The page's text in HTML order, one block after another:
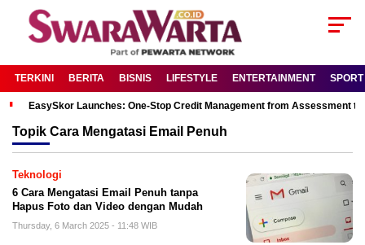
TERKINI BERITA BISNIS LIFESTYLE ENTERTAINMENT SPORT
EasySkor Launches: One-Stop Credit Management from Assessment
Topik Cara Mengatasi Email Penuh
Teknologi
6 Cara Mengatasi Email Penuh tanpa
Hapus Foto dan Video dengan Mudah
Thursday, 6 March 2025 - 11:48 WIB